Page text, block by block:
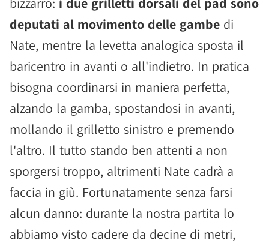
deputati al movimento delle gambe di
Nate, mentre la levetta analogica sposta il
baricentro in avanti o all'indietro. In pratica
bisogna coordinarsi in maniera perfetta,
alzando la gamba, spostandosi in avanti,
mollando il grilletto sinistro e premendo
l'altro. Il tutto stando ben attenti a non
sporgersi troppo, altrimenti Nate cadrà a
faccia in giù. Fortunatamente senza farsi
alcun danno: durante la nostra partita lo
abbiamo visto cadere da decine di metri,